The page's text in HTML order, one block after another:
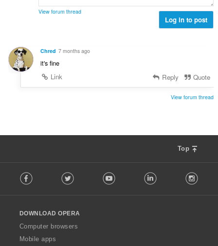
ม
ว
ห
View forum thread
Log in to post
Chred 7 months ago
it's fine
Link
Reply Quote
View forum thread
Top
o
w
O
p
Facebook Twitter Youtube LinkedIn
DOWNLOAD OPERA
Computer browsers
Mobile apps